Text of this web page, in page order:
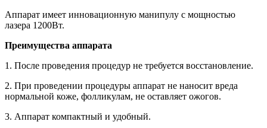
Аппарат имеет инновационную манипулу с мощностью
лазера 1200Вт.
Преимущества аппарата
1. После проведения процедур не требуется восстановление.
2. При проведении процедуры аппарат не наносит вреда
нормальной коже, фолликулам, не оставляет ожогов.
3. Аппарат компактный и удобный.